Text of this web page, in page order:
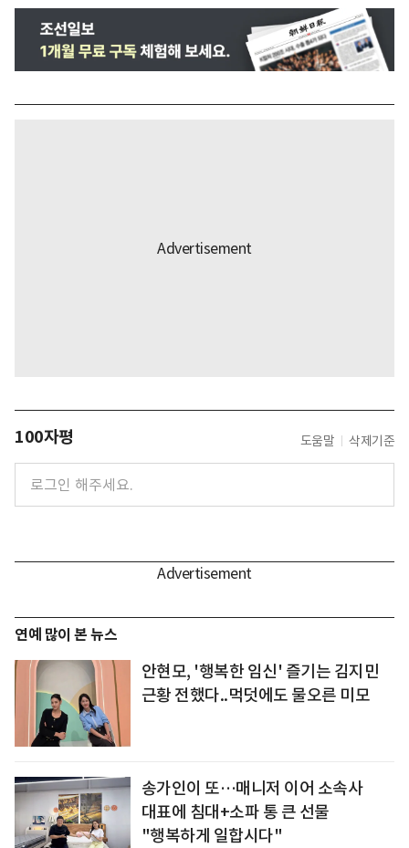
100자평 도움말 삭제기준
연예 많이 본 뉴스
안현모, '행복한 임신' 즐기는 김지민
근황 전했다..먹덧에도 물오른 미모
송가인이 또…매니저 이어 소속사
대표에 침대+소파 통 큰 선물
"행복하게 일합시다"